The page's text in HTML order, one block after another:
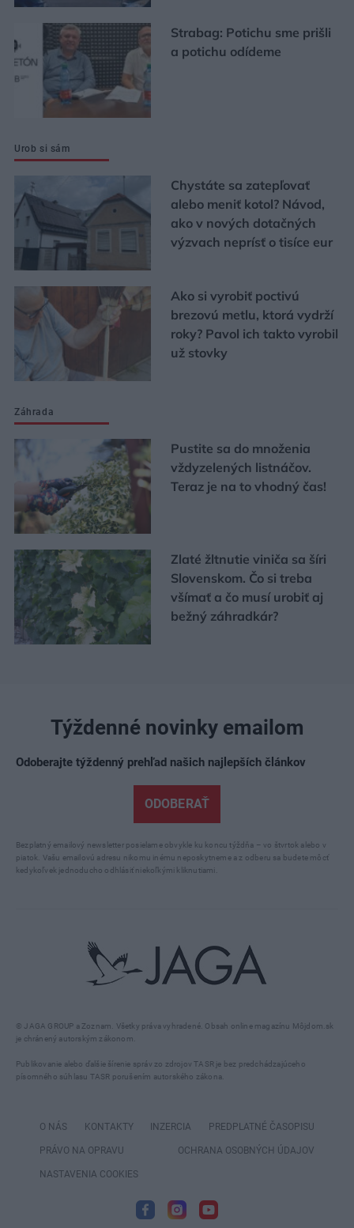
Strabag: Potichu sme prišli
a potichu odídeme
Urob si sám
Chystáte sa zatepľovať
alebo meniť kotol? Návod,
ako v nových dotačných
výzvach neprísť o tisíce eur
Ako si vyrobiť poctivú
brezovú metlu, ktorá vydrží
roky? Pavol ich takto vyrobil
už stovky
Záhrada
Pustite sa do množenia
vždyzelených listnáčov.
Teraz je na to vhodný čas!
Zlaté žltnutie viniča sa šíri
Slovenskom. Čo si treba
všímať a čo musí urobiť aj
bežný záhradkár?
© JAGA GROUP a Zoznam. Všetky práva vyhradené. Obsah online magazínu Môjdom.sk
je chránený autorským zákonom.
Publikovanie alebo ďalšie šírenie správ zo zdrojov TASR je bez predchádzajúceho
písomného súhlasu TASR porušením autorského zákona.
Týždenné novinky emailom
Odoberajte týždenný prehľad našich najlepších článkov
ODOBERAŤ
Bezplatný emailový newsletter posielame obvykle ku koncu týždňa – vo štvrtok alebo v
piatok. Vašu emailovú adresu nikomu inému neposkytneme a z odberu sa budete môcť
kedykoľvek jednoducho odhlásiť niekoľkými kliknutiami.
O NÁS KONTAKTY INZERCIA PREDPLATNÉ ČASOPISU
PRÁVO NA OPRAVU OCHRANA OSOBNÝCH ÚDAJOV
NASTAVENIA COOKIES